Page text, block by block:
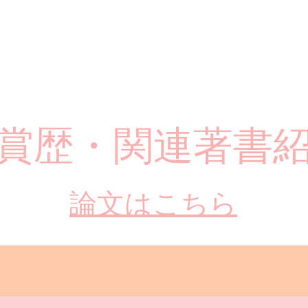
歴・関連著書
​論文はこちら